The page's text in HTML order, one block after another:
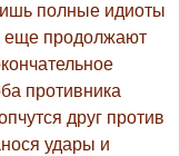
полные идиоты
еще продолжают
противника
друг против
удары и